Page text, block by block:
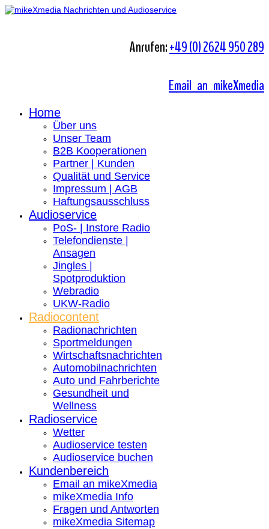
Anrufen:+49 (0) 2624 950 289
Email an mikeXmedia
Home
Über uns
Unser Team
B2B Kooperationen
Partner | Kunden
Qualität und Service
Impressum | AGB
Haftungsausschluss
Audioservice
PoS- | Instore Radio
Telefondienste |
Ansagen
Jingles |
Spotproduktion
Webradio
UKW-Radio
Radiocontent
Radionachrichten
Sportmeldungen
Wirtschaftsnachrichten
Automobilnachrichten
Auto und Fahrberichte
Gesundheit und
Wellness
Radioservice
Wetter
Audioservice testen
Audioservice buchen
Kundenbereich
Email an mikeXmedia
mikeXmedia Info
Fragen und Antworten
mikeXmedia Sitemap